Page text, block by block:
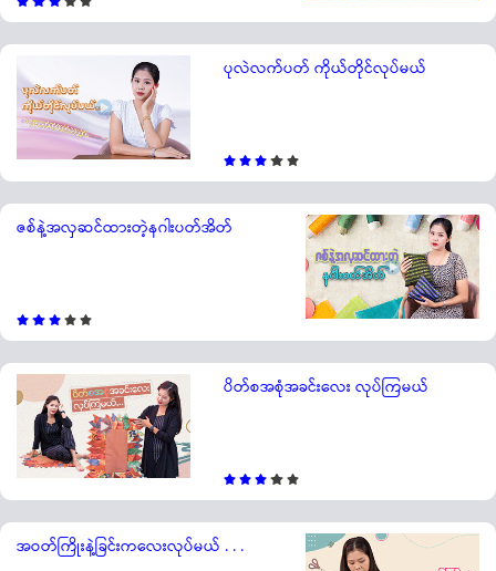
ပုလဲလက်ပတ် ကိုယ်တိုင်လုပ်မယ်
ဇစ်နဲ့အလှဆင်ထားတဲ့နဂါးပတ်အိတ်
ပိတ်စအစုံအခင်းလေး လုပ်ကြမယ်
အဝတ်ကြိုးနဲ့ခြင်းကလေးလုပ်မယ် . . .